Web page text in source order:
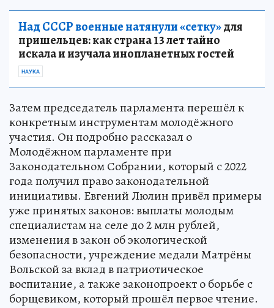
Над СССР военные натянули «сетку»для
пришельцев: как страна 13 лет тайно
искала и изучала инопланетных гостей
НАУКА
Затем председатель парламента перешёл к
конкретным инструментам молодёжного
участия. Он подробно рассказал о
Молодёжном парламенте при
Законодательном Собрании, который с 2022
года получил право законодательной
инициативы. Евгений Люлин привёл примеры
уже принятых законов: выплаты молодым
специалистам на селе до 2 млн рублей,
изменения в закон об экологической
безопасности, учреждение медали Матрёны
Вольской за вклад в патриотическое
воспитание, а также законопроект о борьбе с
борщевиком, который прошёл первое чтение.